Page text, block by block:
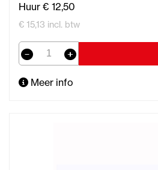
Huur € 12,50
€ 15,13 incl. btw
Meer info